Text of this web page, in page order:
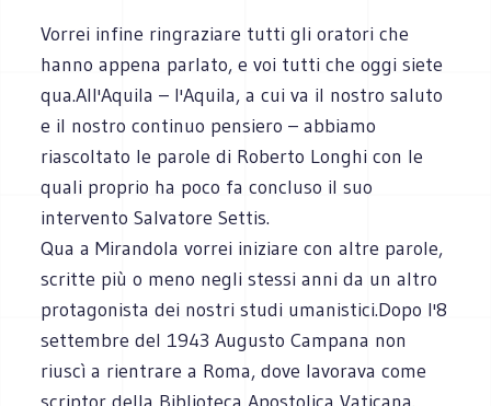
Vorrei infine ringraziare tutti gli oratori che
hanno appena parlato, e voi tutti che oggi siete
qua.All'Aquila – l'Aquila, a cui va il nostro saluto
e il nostro continuo pensiero – abbiamo
riascoltato le parole di Roberto Longhi con le
quali proprio ha poco fa concluso il suo
intervento Salvatore Settis.
Qua a Mirandola vorrei iniziare con altre parole,
scritte più o meno negli stessi anni da un altro
protagonista dei nostri studi umanistici.Dopo l'8
settembre del 1943 Augusto Campana non
riuscì a rientrare a Roma, dove lavorava come